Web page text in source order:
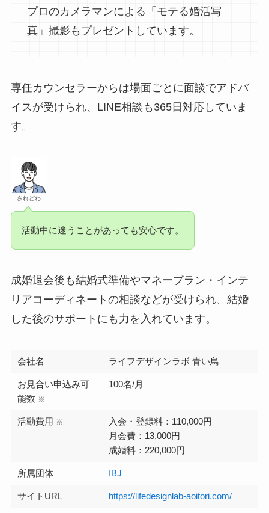
プロのカメラマンによる「モテる婚活写
真」撮影もプレゼントしています。
専任カウンセラーからは場面ごとに面談でアドバ
イスが受けられ、LINE相談も365日対応していま
す。
されどわ
活動中に迷うことがあっても安心です。
成婚退会後も結婚式準備やマネープラン・インテ
リアコーディネートの相談などが受けられ、結婚
した後のサポートにも力を入れています。
会社名 ライフデザインラボ 青い鳥
お見合い申込み可
能数 ※
100名/月
活動費用 ※
入会・登録料：110,000円
月会費：13,000円
成婚料：220,000円
所属団体 IBJ
サイトURL https://lifedesignlab-aoitori.com/